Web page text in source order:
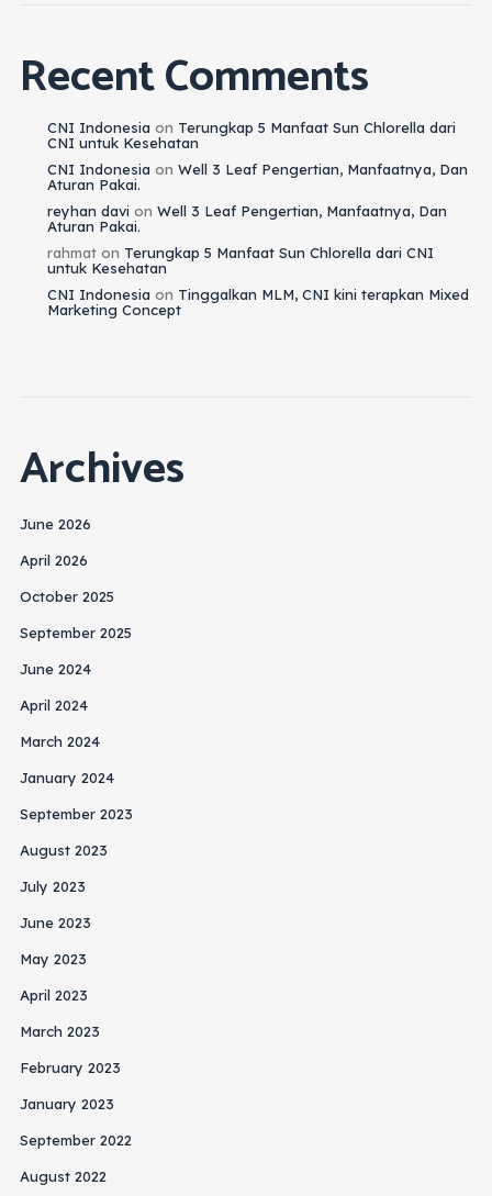
Recent Comments
CNI Indonesia on Terungkap 5 Manfaat Sun Chlorella dari
CNI untuk Kesehatan
CNI Indonesia on Well 3 Leaf Pengertian, Manfaatnya, Dan
Aturan Pakai.
reyhan davi on Well 3 Leaf Pengertian, Manfaatnya, Dan
Aturan Pakai.
rahmaton Terungkap 5 Manfaat Sun Chlorella dari CNI
untuk Kesehatan
CNI Indonesia on Tinggalkan MLM, CNI kini terapkan Mixed
Marketing Concept
Archives
June 2026
April 2026
October 2025
September 2025
June 2024
April 2024
March 2024
January 2024
September 2023
August 2023
July 2023
June 2023
May 2023
April 2023
March 2023
February 2023
January 2023
September 2022
August 2022